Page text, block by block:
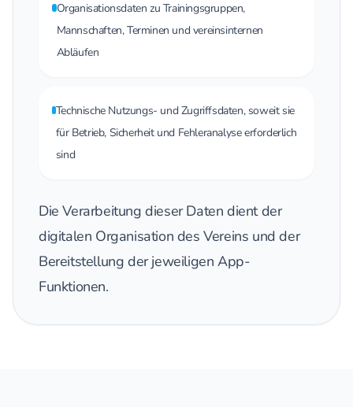
Organisationsdaten zu Trainingsgruppen,
Mannschaften, Terminen und vereinsinternen
Abläufen
Technische Nutzungs- und Zugriffsdaten, soweit sie
für Betrieb, Sicherheit und Fehleranalyse erforderlich
sind
Die Verarbeitung dieser Daten dient der
digitalen Organisation des Vereins und der
Bereitstellung der jeweiligen App-
Funktionen.